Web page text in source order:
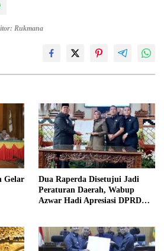
Rukmana
Gelar
Dua Raperda Disetujui Jadi
Peraturan Daerah, Wabup
Azwar Hadi Apresiasi DPRD